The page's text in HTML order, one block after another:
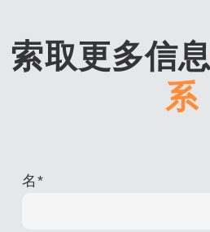
索取更多信息
系
名 *